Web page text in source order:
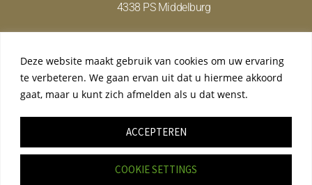
Deze website maakt gebruik van cookies om uw ervaring
te verbeteren. We gaan ervan uit dat u hiermee akkoord
gaat, maar u kunt zich afmelden als u dat wenst.
COOKIE SETTINGS
ACCEPTEREN
4338 PS Middelburg
Social media
© copyright Fit & Beautiful
ALGEMENE VOORWAARDEN|PRIVACY BELEID